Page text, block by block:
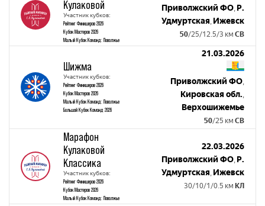
Кулаковой
Участник кубков:
Рейтинг Финишеров 2026
Кубок Мастеров 2026
Малый Кубок Команд: Поволжье
Приволжский ФО, Р.
Удмуртская, Ижевск
50/25/12.5/3 км СВ
Шижма
Участник кубков:
Рейтинг Финишеров 2026
Кубок Мастеров 2026
Малый Кубок Команд: Поволжье
Большой Кубок Команд 2026
21.03.2026
Приволжский ФО,
Кировская обл.,
Верхошижемье
50/25 км СВ
Марафон
Кулаковой
Классика
Участник кубков:
Рейтинг Финишеров 2026
Кубок Мастеров 2026
Малый Кубок Команд: Поволжье
22.03.2026
Приволжский ФО, Р.
Удмуртская, Ижевск
30/10/1/0.5 км КЛ